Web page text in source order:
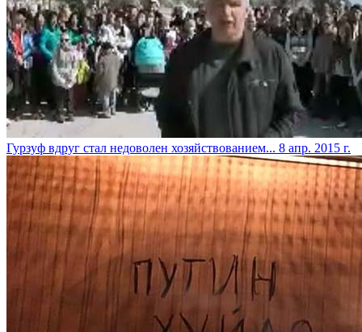
Гурзуф вдруг стал недоволен хозяйствованием... 8 апр. 2015 г.